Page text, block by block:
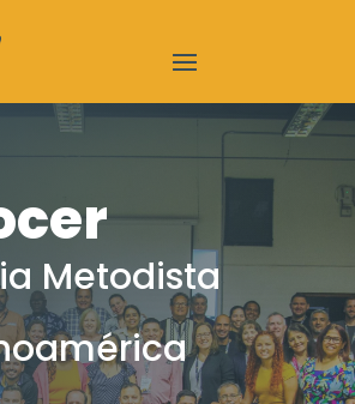
Metodista